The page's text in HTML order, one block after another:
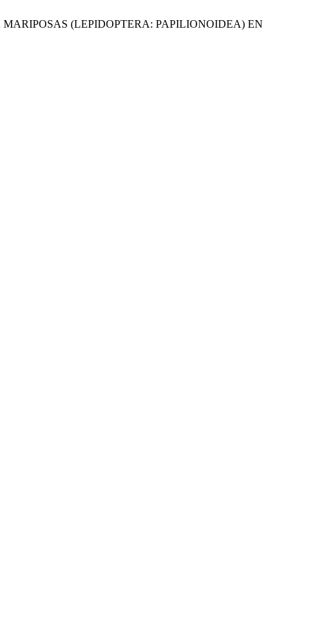
(LEPIDOPTERA: PAPILIONOIDEA) EN